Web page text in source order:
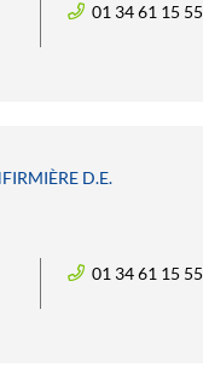
01 34 61 15 55
D.E.
01 34 61 15 55